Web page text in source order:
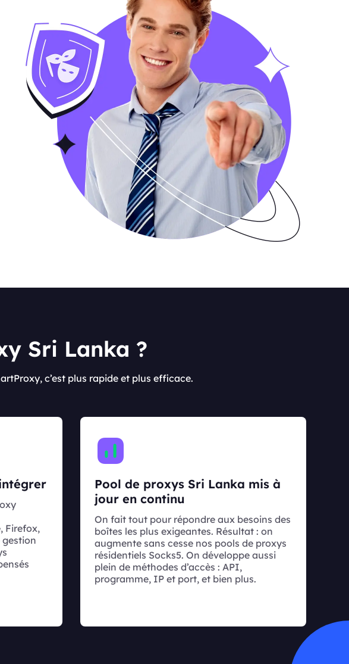
Sri Lanka ?
c’est plus rapide et plus efficace.
Firefox,
Pool de proxys Sri Lanka mis à
jour en continu
On fait tout pour répondre aux besoins des
boîtes les plus exigeantes. Résultat : on
augmente sans cesse nos pools de proxys
résidentiels Socks5. On développe aussi
plein de méthodes d’accès : API,
programme, IP et port, et bien plus.